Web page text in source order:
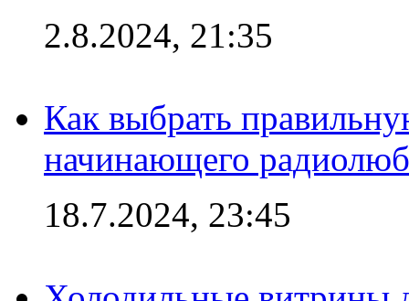
2.8.2024, 21:35
Как выбрать
начинающего
18.7.2024, 23:45